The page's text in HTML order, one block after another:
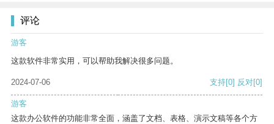
评论
游客
这款软件非常实用，可以帮助我解决很多问题。
2024-07-06 支持[0] 反对[0]
游客
这款办公软件的功能非常全面，涵盖了文档、表格、演示文稿等各个方